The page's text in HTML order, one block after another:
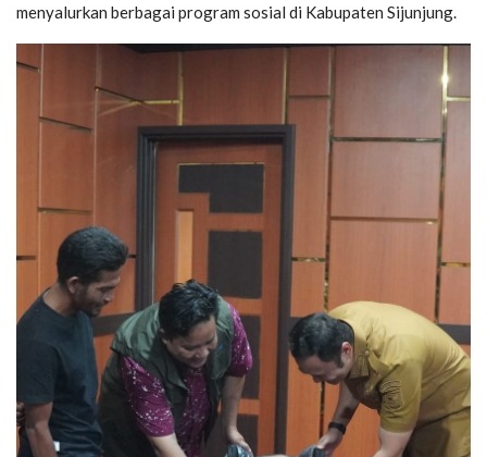
menyalurkan berbagai program sosial di Kabupaten Sijunjung.